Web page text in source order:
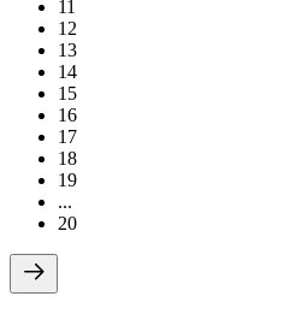
11
12
13
14
15
16
17
18
19
...
20